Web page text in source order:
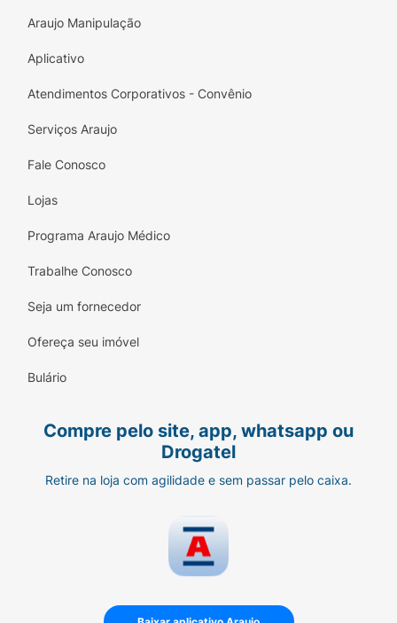
Araujo Manipulação
Aplicativo
Atendimentos Corporativos - Convênio
Serviços Araujo
Fale Conosco
Lojas
Programa Araujo Médico
Trabalhe Conosco
Seja um fornecedor
Ofereça seu imóvel
Bulário
Compre pelo site, app, whatsapp ou
Drogatel
Retire na loja com agilidade e sem passar pelo caixa.